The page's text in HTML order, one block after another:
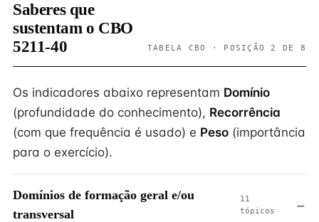
Saberes que
sustentam o CBO
5211-40
TABELA CBO · POSIÇÃO 2 DE 8
Os indicadores abaixo representam Domínio
(profundidade do conhecimento), Recorrência
(com que frequência é usado) e Peso (importância
para o exercício).
Domínios de formação geral e/ou
transversal
11
tópicos